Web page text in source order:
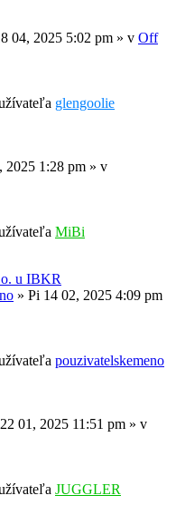
04, 2025 5:02 pm » v Off
glengoolie
2025 1:28 pm » v
MiBi
u IBKR
» Pi 14 02, 2025 4:09 pm
pouzivatelskemeno
01, 2025 11:51 pm » v
JUGGLER